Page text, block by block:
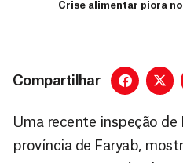
Crise alimentar piora
Compartilhar
Uma recente inspeção de
província de Faryab,